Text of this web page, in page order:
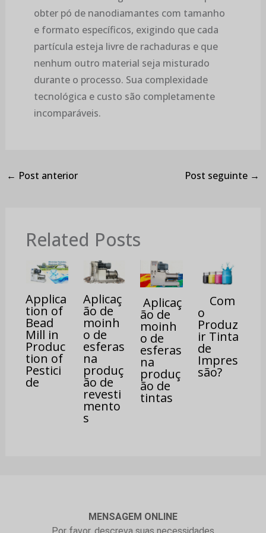
obter pó de nanodiamantes com tamanho
e formato específicos, exigindo que cada
partícula esteja livre de rachaduras e que
nenhum outro material seja misturado
durante o processo. Sua complexidade
tecnológica e custo são completamente
incomparáveis.
← Post anterior Post seguinte →
Related Posts
Applica
tion of
Bead
Mill in
Produc
tion of
Pestici
de
Aplicaç
ão de
moinh
o de
esferas
na
produç
ão de
revesti
mento
s
Aplicaç
ão de
moinh
o de
esferas
na
produç
ão de
tintas
Com
o
Produz
ir Tinta
de
Impres
são?
MENSAGEM ONLINE